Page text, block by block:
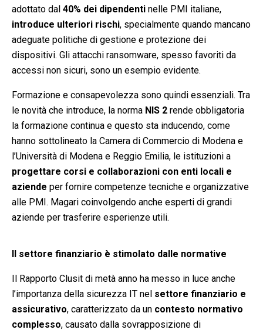
adottato dal 40% dei dipendenti nelle PMI italiane,
introduce ulteriori rischi, specialmente quando mancano
adeguate politiche di gestione e protezione dei
dispositivi. Gli attacchi ransomware, spesso favoriti da
accessi non sicuri, sono un esempio evidente.
Formazione e consapevolezza sono quindi essenziali. Tra
le novità che introduce, la norma NIS 2 rende obbligatoria
la formazione continua e questo sta inducendo, come
hanno sottolineato la Camera di Commercio di Modena e
l’Università di Modena e Reggio Emilia, le istituzioni a
progettare corsi e collaborazioni con enti locali e
aziende per fornire competenze tecniche e organizzative
alle PMI. Magari coinvolgendo anche esperti di grandi
aziende per trasferire esperienze utili.
Il settore finanziario è stimolato dalle normative
Il Rapporto Clusit di metà anno ha messo in luce anche
l’importanza della sicurezza IT nel settore finanziario e
assicurativo, caratterizzato da un contesto normativo
complesso, causato dalla sovrapposizione di